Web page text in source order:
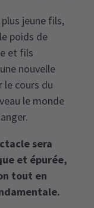
jeune fils,
poids de
et fils
nouvelle
cours du
le monde
sera
et épurée,
tout en